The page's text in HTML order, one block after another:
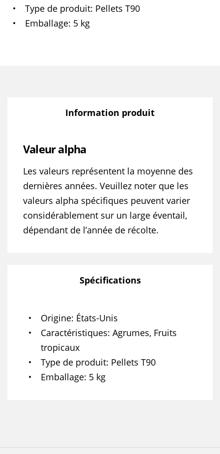
Type de produit Pellets T90
Emballage 5 kg
Information produit
Valeur alpha
Les valeurs représentent la moyenne des
dernières années. Veuillez noter que les
valeurs alpha spécifiques peuvent varier
considérablement sur un large éventail,
dépendant de l’année de récolte.
Spécifications
Origine États-Unis
Caractéristiques Agrumes, Fruits
tropicaux
Type de produit Pellets T90
Emballage 5 kg